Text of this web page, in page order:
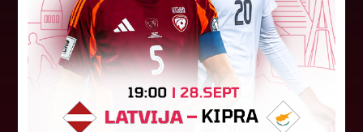
Čempionu līgas kvalifikācijas otrajā kārtā ar 1:4
piekāpās Lietuvas "Gintra". Ar šo spēli Latvijas
klubam beidzās eirokausu...
08. augusts 2026.